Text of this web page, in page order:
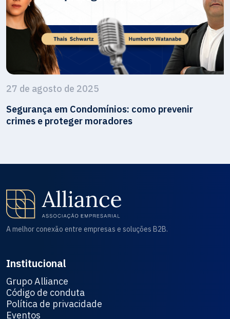
27 de agosto de 2025
Segurança em Condomínios: como prevenir
crimes e proteger moradores
A melhor conexão entre empresas e soluções B2B.
Institucional
Grupo Alliance
Código de conduta
Política de privacidade
Eventos